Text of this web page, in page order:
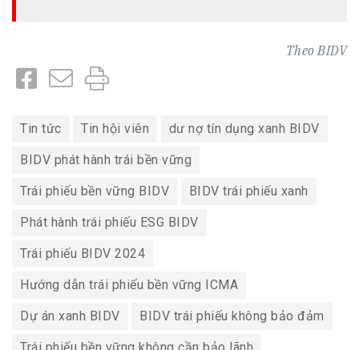
TheoBIDV
Tin tức Tin hội viên dư nợ tín dụng xanh BIDV
BIDV phát hành trái bền vững
Trái phiếu bền vững BIDV BIDV trái phiếu xanh
Phát hành trái phiếu ESG BIDV
Trái phiếu BIDV 2024
Hướng dẫn trái phiếu bền vững ICMA
Dự án xanh BIDV BIDV trái phiếu không bảo đảm